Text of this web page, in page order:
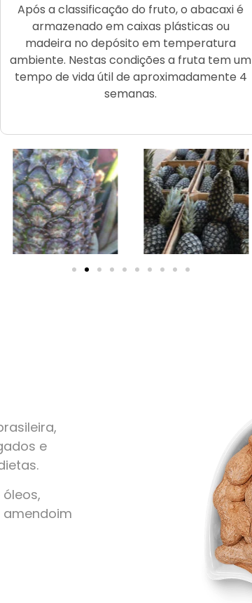
Após a classificação do fruto, o abacaxi é
armazenado em caixas plásticas ou
madeira no depósito em temperatura
ambiente. Nestas condições a fruta tem um
tempo de vida útil de aproximadamente 4
semanas.
e
amendoim